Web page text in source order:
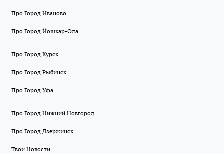
Про Город Иваново
Про Город Йошкар-Ола
Про Город Курск
Про Город Рыбинск
Про Город Уфа
Про Город Нижний Новгород
Про Город Дзержинск
Твои Новости